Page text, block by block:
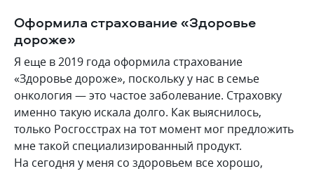
Оформила страхование «Здоровье
дороже»
Я еще в 2019 года оформила страхование
«Здоровье дороже», поскольку у нас в семье
онкология — это частое заболевание. Страховку
именно такую искала долго. Как выяснилось,
только Росгосстрах на тот момент мог предложить
мне такой специализированный продукт.
На сегодня у меня со здоровьем все хорошо,